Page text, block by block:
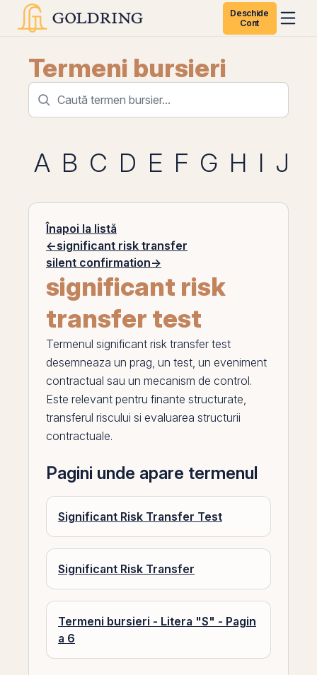
Deschide
Cont
Termeni bursieri
A B C D E F G H I J
Înapoi la listă
←significant risk transfer
silent confirmation→
significant risk
transfer test
Termenul significant risk transfer test
desemneaza un prag, un test, un eveniment
contractual sau un mecanism de control.
Este relevant pentru finante structurate,
transferul riscului si evaluarea structurii
contractuale.
Pagini unde apare termenul
Significant Risk Transfer Test
Significant Risk Transfer
Termeni bursieri - Litera "S" - Pagin
a 6